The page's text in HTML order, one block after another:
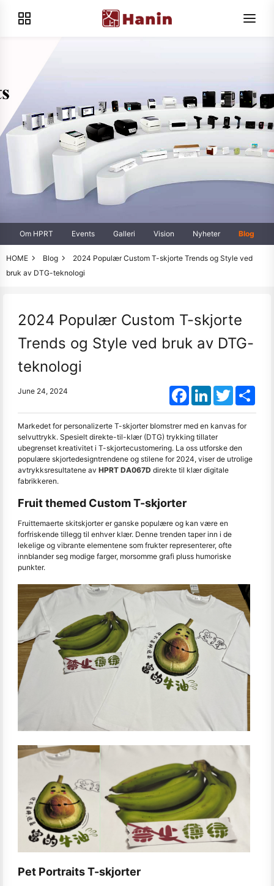
Om HPRT Events Galleri Vision Nyheter Blog
HOME Blog
2024 Populær Custom T-skjorte Trends og Style ved
bruk av DTG-teknologi
2024 Populær Custom T-skjorte
Trends og Style ved bruk av DTG-
teknologi
June 24, 2024 FacebookLinkedInTwitter
Markedet for personalizerte T-skjorter blomstrer med en kanvas for
selvuttrykk. Spesielt direkte-til-klær (DTG) trykking tillater
ubegrenset kreativitet i T-skjortecustomering. La oss utforske den
populære skjortedesigntrendene og stilene for 2024, viser de utrolige
avtrykksresultatene av HPRT DA067D direkte til klær digitale
fabrikkeren.
Fruit themed Custom T-skjorter
Fruittemaerte skitskjorter er ganske populære og kan være en
forfriskende tillegg til enhver klær. Denne trenden taper inn i de
lekelige og vibrante elementene som frukter representerer, ofte
innblander seg modige farger, morsomme grafi pluss humoriske
punkter.
Pet Portraits T-skjorter